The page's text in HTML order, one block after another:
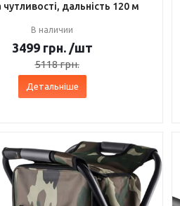
чутливості, дальність 120 м
В наличии
3499 грн. /шт
5118грн.
Детальніше